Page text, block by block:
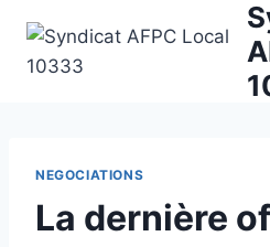
content
NEGOCIATIONS
La dernière